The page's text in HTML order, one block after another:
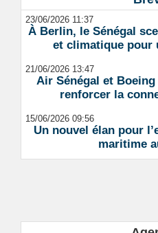
23/06/2026 11:37
À Berlin, le Sénégal
et climatique pour
21/06/2026 13:47
Air Sénégal et
renforcer la
15/06/2026 09:56
Un nouvel élan pour
maritime